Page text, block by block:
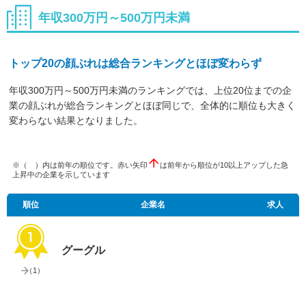
年収300万円～500万円未満
トップ20の顔ぶれは総合ランキングとほぼ変わらず
年収300万円～500万円未満のランキングでは、上位20位までの企
業の顔ぶれが総合ランキングとほぼ同じで、全体的に順位も大きく
変わらない結果となりました。
※（ ）内は前年の順位です。赤い矢印
は前年から順位が10以上アップした急
上昇中の企業を示しています
順位 企業名 求人
（ 1 ）
グーグル